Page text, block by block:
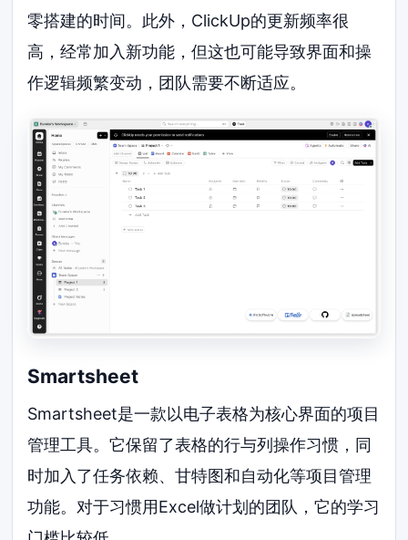
零搭建的时间。此外，ClickUp的更新频率很
高，经常加入新功能，但这也可能导致界面和操
作逻辑频繁变动，团队需要不断适应。
Smartsheet
Smartsheet是一款以电子表格为核心界面的项目
管理工具。它保留了表格的行与列操作习惯，同
时加入了任务依赖、甘特图和自动化等项目管理
功能。对于习惯用Excel做计划的团队，它的学习